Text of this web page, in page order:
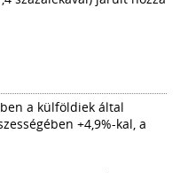
a külföldiek által
+4,9%-kal, a